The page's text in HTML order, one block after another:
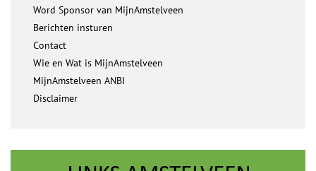
Word Sponsor van MijnAmstelveen
Berichten insturen
Contact
Wie en Wat is MijnAmstelveen
MijnAmstelveen ANBI
Disclaimer